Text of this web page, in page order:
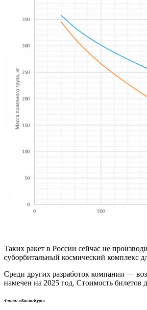
Таких ракет в России сейчас не
суборбитальный космический комплекс
Среди других разработок компании —
намечен на 2025 год. Стоимость билетов
Фото: «КосмоКурс»